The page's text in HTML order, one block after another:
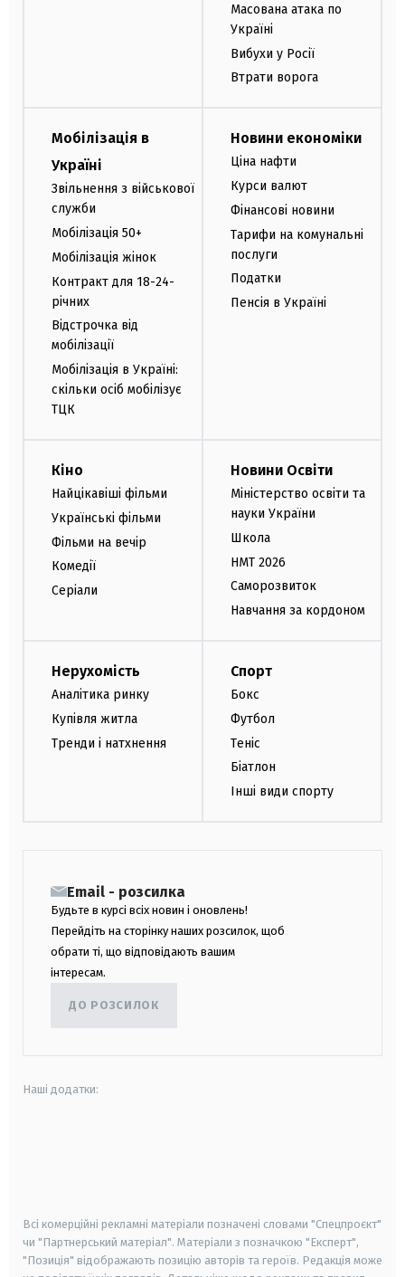
Масована атака по
Україні
Вибухи у Росії
Втрати ворога
Мобілізація в
Україні
Звільнення з військової
служби
Мобілізація 50+
Мобілізація жінок
Контракт для 18-24-
річних
Відстрочка від
мобілізації
Мобілізація в Україні:
скільки осіб мобілізує
ТЦК
Новини економіки
Ціна нафти
Курси валют
Фінансові новини
Тарифи на комунальні
послуги
Податки
Пенсія в Україні
Кіно
Найцікавіші фільми
Українські фільми
Фільми на вечір
Комедії
Серіали
Новини Освіти
Міністерство освіти та
науки України
Школа
НМТ 2026
Саморозвиток
Навчання за кордоном
Нерухомість
Аналітика ринку
Купівля житла
Тренди і натхнення
Спорт
Бокс
Футбол
Теніс
Біатлон
Інші види спорту
Email - розсилка
Будьте в курсі всіх новин і оновлень!
Перейдіть на сторінку наших розсилок, щоб
обрати ті, що відповідають вашим
інтересам.
ДО РОЗСИЛОК
Наші додатки:
Всі комерційні рекламні матеріали позначені словами "Спецпроєкт"
чи "Партнерський матеріал". Матеріали з позначкою "Експерт",
"Позиція" відображають позицію авторів та героїв. Редакція може